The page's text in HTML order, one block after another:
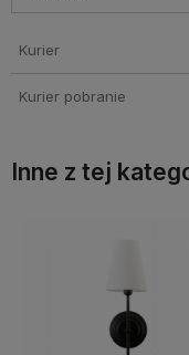
Kurier
Kurier pobranie
Inne z tej